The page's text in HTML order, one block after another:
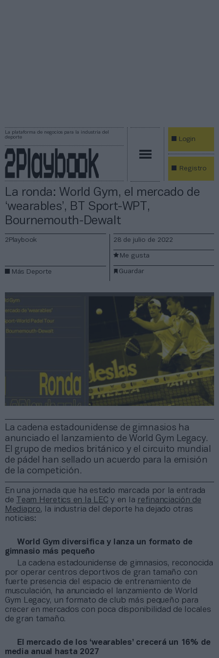
La plataforma de negocios para la industria del
deporte
Login
Registro
La ronda: World Gym, el mercado de
‘wearables’, BT Sport-WPT,
Bournemouth-Dewalt
La cadena estadounidense de gimnasios ha
anunciado el lanzamiento de World Gym Legacy.
El grupo de medios británico y el circuito mundial
de pádel han sellado un acuerdo para la emisión
de la competición.
2Playbook
Más Deporte
28 de julio de 2022
Guardar
Me gusta
En una jornada que ha estado marcada por la entrada
de
Team Heretics en la LEC y en la refinanciación de
Mediapro, la industria del deporte ha dejado otras
noticias:
World Gym diversifica y lanza un formato de
gimnasio más pequeño
La cadena estadounidense de gimnasios, reconocida
por operar centros deportivos de gran tamaño con
fuerte presencia del espacio de entrenamiento de
musculación, ha anunciado el lanzamiento de World
Gym Legacy, un formato de club más pequeño para
crecer en mercados con poca disponibilidad de locales
de gran tamaño.
El mercado de los ‘wearables’ crecerá un 16% de
media anual hasta 2027